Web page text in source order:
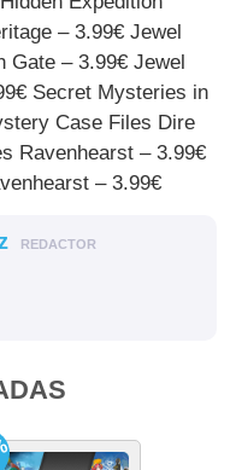
– 3.99€ Jewel
Gate – 3.99€ Jewel
Secret Mysteries in
Case Files Dire
Ravenhearst – 3.99€
– 3.99€
REDACTOR